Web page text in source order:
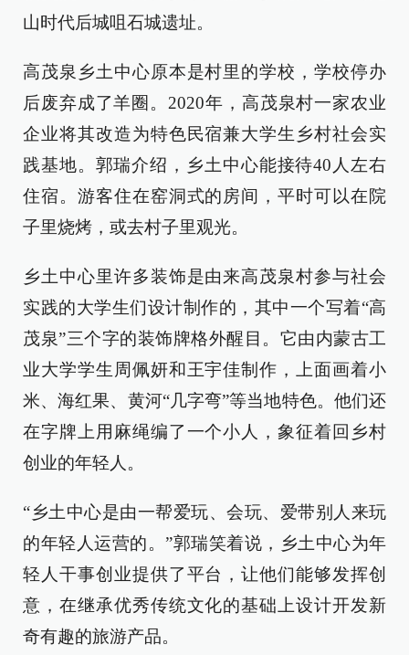
山时代后城咀石城遗址。
高茂泉乡土中心原本是村里的学校，学校停办
后废弃成了羊圈。2020年，高茂泉村一家农业
企业将其改造为特色民宿兼大学生乡村社会实
践基地。郭瑞介绍，乡土中心能接待40人左右
住宿。游客住在窑洞式的房间，平时可以在院
子里烧烤，或去村子里观光。
乡土中心里许多装饰是由来高茂泉村参与社会
实践的大学生们设计制作的，其中一个写着“高
茂泉”三个字的装饰牌格外醒目。它由内蒙古工
业大学学生周佩妍和王宇佳制作，上面画着小
米、海红果、黄河“几字弯”等当地特色。他们还
在字牌上用麻绳编了一个小人，象征着回乡村
创业的年轻人。
“乡土中心是由一帮爱玩、会玩、爱带别人来玩
的年轻人运营的。”郭瑞笑着说，乡土中心为年
轻人干事创业提供了平台，让他们能够发挥创
意，在继承优秀传统文化的基础上设计开发新
奇有趣的旅游产品。